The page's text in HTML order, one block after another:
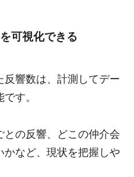
可視化できる
響数は、計測してデー
す。
との反響、どこの仲介会
など、現状を把握しや